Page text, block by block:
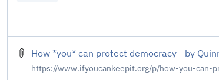
How *you* can protect democracy - by
https://www.ifyoucankeepit.org/p/how-you-can-